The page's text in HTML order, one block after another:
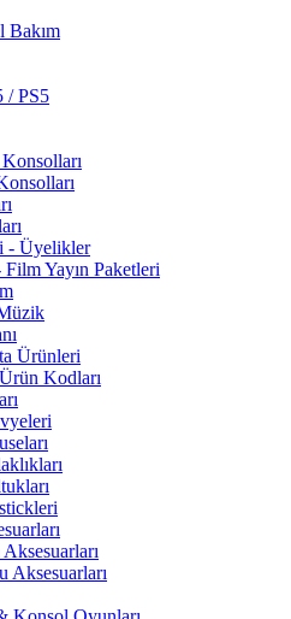
Bakım
/ PS5
- Üyelikler
Yayın Paketleri
Ürünleri
Kodları
Aksesuarları